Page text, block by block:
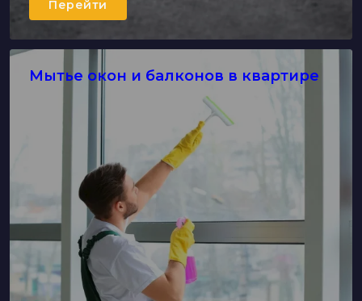
Перейти
Мытье окон и балконов в квартире